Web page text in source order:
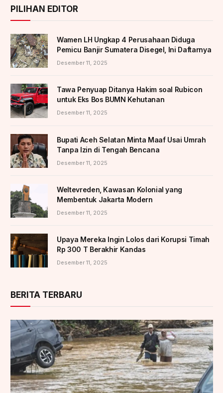
PILIHAN EDITOR
Wamen LH Ungkap 4 Perusahaan Diduga
Pemicu Banjir Sumatera Disegel, Ini Daftarnya
Desember 11, 2025
Tawa Penyuap Ditanya Hakim soal Rubicon
untuk Eks Bos BUMN Kehutanan
Desember 11, 2025
Bupati Aceh Selatan Minta Maaf Usai Umrah
Tanpa Izin di Tengah Bencana
Desember 11, 2025
Weltevreden, Kawasan Kolonial yang
Membentuk Jakarta Modern
Desember 11, 2025
Upaya Mereka Ingin Lolos dari Korupsi Timah
Rp 300 T Berakhir Kandas
Desember 11, 2025
BERITA TERBARU